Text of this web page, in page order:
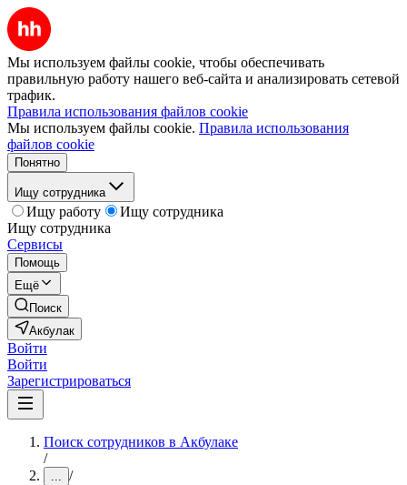
Мы используем файлы cookie, чтобы обеспечивать
правильную работу нашего веб-сайта и анализировать сетевой
трафик.
Правила использования файлов cookie
Мы используем файлы cookie. Правила использования
файлов cookie
Понятно
Ищу сотрудника
Ищу работу
Ищу сотрудника
Ищу сотрудника
Сервисы
Помощь
Ещё
Поиск
Акбулак
Войти
Войти
Зарегистрироваться
Поиск сотрудников в Акбулаке
/
... /